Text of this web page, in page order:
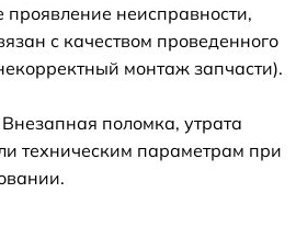
проявление неисправности,
с качеством проведенного
монтаж запчасти).
поломка, утрата
техническим параметрам при